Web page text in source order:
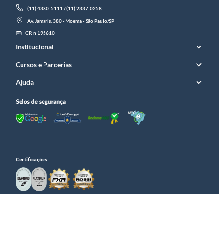
(11) 4380-5111 / (11) 2337-0258
Av. Jamaris, 380 - Moema - São Paulo/SP
CR n 195610
Institucional
Cursos e Parcerias
Ajuda
Certificações